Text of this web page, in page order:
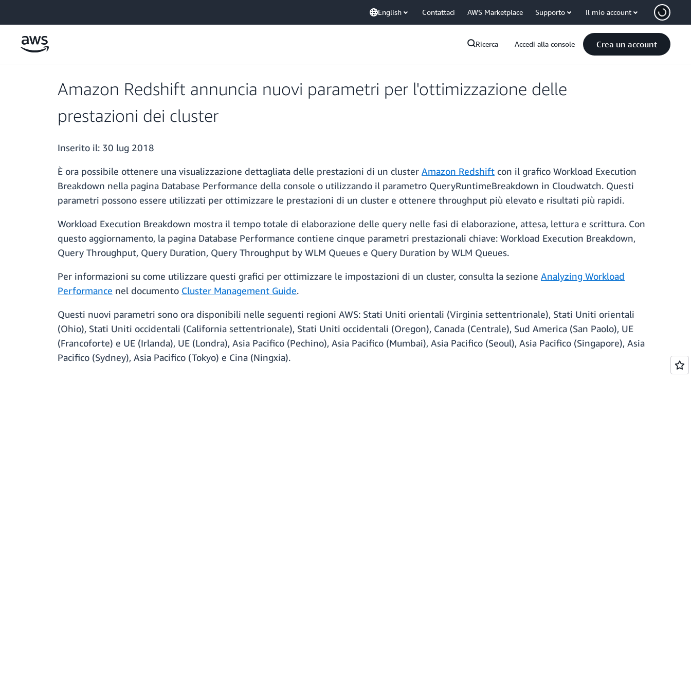
English Contattaci AWS Marketplace Supporto Il mio account
Ricerca Accedi alla console Crea un account
Amazon Redshift annuncia nuovi parametri per l'ottimizzazione delle
prestazioni dei cluster
Inserito il: 30 lug 2018
È ora possibile ottenere una visualizzazione dettagliata delle prestazioni di un cluster Amazon Redshift con il grafico Workload Execution
Breakdown nella pagina Database Performance della console o utilizzando il parametro QueryRuntimeBreakdown in Cloudwatch. Questi
parametri possono essere utilizzati per ottimizzare le prestazioni di un cluster e ottenere throughput più elevato e risultati più rapidi.
Workload Execution Breakdown mostra il tempo totale di elaborazione delle query nelle fasi di elaborazione, attesa, lettura e scrittura. Con
questo aggiornamento, la pagina Database Performance contiene cinque parametri prestazionali chiave: Workload Execution Breakdown,
Query Throughput, Query Duration, Query Throughput by WLM Queues e Query Duration by WLM Queues.
Per informazioni su come utilizzare questi grafici per ottimizzare le impostazioni di un cluster, consulta la sezione Analyzing Workload
Performance nel documento Cluster Management Guide.
Questi nuovi parametri sono ora disponibili nelle seguenti regioni AWS: Stati Uniti orientali (Virginia settentrionale), Stati Uniti orientali
(Ohio), Stati Uniti occidentali (California settentrionale), Stati Uniti occidentali (Oregon), Canada (Centrale), Sud America (San Paolo), UE
(Francoforte) e UE (Irlanda), UE (Londra), Asia Pacifico (Pechino), Asia Pacifico (Mumbai), Asia Pacifico (Seoul), Asia Pacifico (Singapore), Asia
Pacifico (Sydney), Asia Pacifico (Tokyo) e Cina (Ningxia).